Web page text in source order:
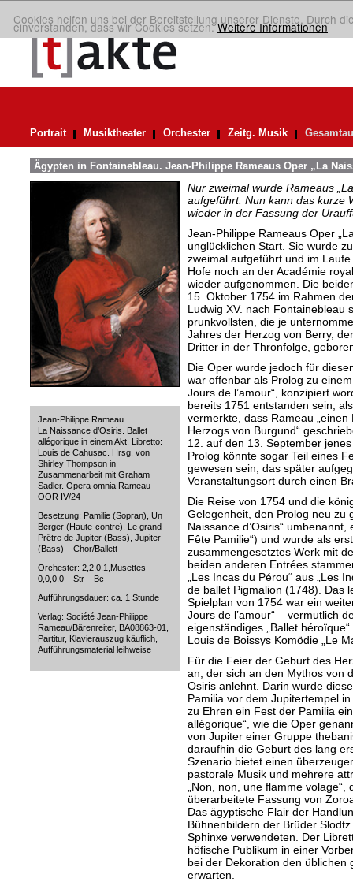
Cookies helfen uns bei der Bereitstellung unserer Dienste. Durch
einverstanden, dass wir Cookies setzen.Weitere Informationen
Portrait Musiktheater Orchester Zeitg. Musik
Ägypten in Fontainebleau. Jean-Philippe Rameaus Oper „La
Jean-Philippe Rameau
La Naissance d’Osiris. Ballet
allégorique in einem Akt. Libretto:
Louis de Cahusac. Hrsg. von
Shirley Thompson in
Zusammenarbeit mit Graham
Sadler. Opera omnia Rameau
OOR IV/24
Besetzung: Pamilie (Sopran), Un
Berger (Haute-contre), Le grand
Prêtre de Jupiter (Bass), Jupiter
(Bass) – Chor/Ballett
Orchester: 2,2,0,1,Musettes –
0,0,0,0 – Str – Bc
Aufführungsdauer: ca. 1 Stunde
Verlag: Société Jean-Philippe
Rameau/Bärenreiter, BA08863-01,
Partitur, Klavierauszug käuflich,
Aufführungsmaterial leihweise
Nur zweimal wurde Rameaus
aufgeführt. Nun kann das kurze
wieder in der Fassung der
Jean-Philippe Rameaus Oper
unglücklichen Start. Sie wurde
zweimal aufgeführt und im
Hofe noch an der Académie
wieder aufgenommen. Die
15. Oktober 1754 im Rahmen
Ludwig XV. nach Fontainebleau
prunkvollsten, die je
Jahres der Herzog von Berry,
Dritter in der Thronfolge,
Die Oper wurde jedoch für
war offenbar als Prolog zu
Jours de l’amour“, konzipiert
bereits 1751 entstanden sein,
vermerkte, dass Rameau
Herzogs von Burgund“
12. auf den 13. September
Prolog könnte sogar Teil eines
gewesen sein, das später
Veranstaltungsort durch einen
Die Reise von 1754 und die
Gelegenheit, den Prolog neu zu
Naissance d’Osiris“
Fête Pamilie“) und wurde als
zusammengesetztes Werk mit
beiden anderen Entrées
„Les Incas du Pérou“ aus „Les
de ballet Pigmalion (1748). Das
Spielplan von 1754 war ein
Jours de l’amour“ – vermutlich
eigenständiges „Ballet
Louis de Boissys Komödie „Le
Für die Feier der Geburt des
an, der sich an den Mythos von
Osiris anlehnt. Darin wurde
Pamilia vor dem Jupitertempel
zu Ehren ein Fest der Pamilia
allégorique“, wie die Oper
von Jupiter einer Gruppe
daraufhin die Geburt des lang
Szenario bietet einen
pastorale Musik und mehrere
„Non, non, une flamme
überarbeitete Fassung von
Das ägyptische Flair der
Bühnenbildern der Brüder
Sphinxe verwendeten. Der
höfische Publikum in einer
bei der Dekoration den üblichen
erwarten.